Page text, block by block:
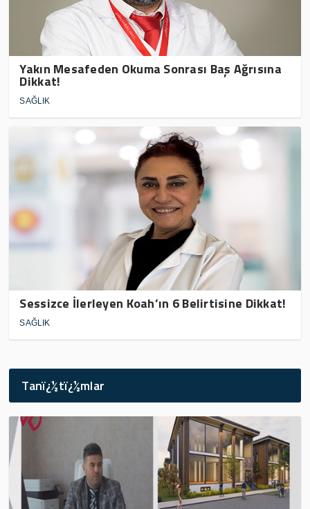
Yakın Mesafeden Okuma Sonrası Baş Ağrısına
Dikkat!
SAĞLIK
Sessizce İlerleyen Koah’ın 6 Belirtisine Dikkat!
SAĞLIK
Tanï¿½tï¿½mlar